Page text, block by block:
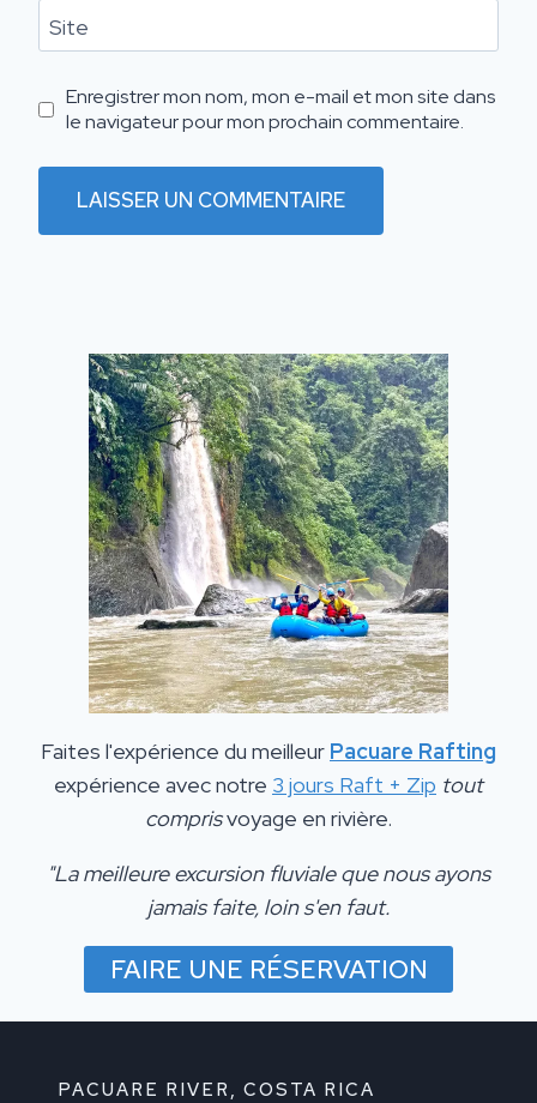
Site
Enregistrer mon nom, mon e-mail et mon site dans
le navigateur pour mon prochain commentaire.
Faites l'expérience du meilleur Pacuare Rafting
expérience avec notre 3 jours Raft + Zip tout
comprisvoyage en rivière.
"La meilleure excursion fluviale que nous ayons
jamais faite, loin s'en faut.
FAIRE UNE RÉSERVATION
PACUARE RIVER, COSTA RICA